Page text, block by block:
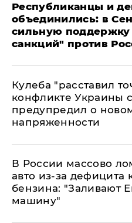
Республиканцы и
объединились: в
сильную поддержку
санкций" против
Кулеба "расставил
конфликте Украины
предупредил о
напряженности
В России массово
авто из-за дефицита
бензина: "Заливают
машину"